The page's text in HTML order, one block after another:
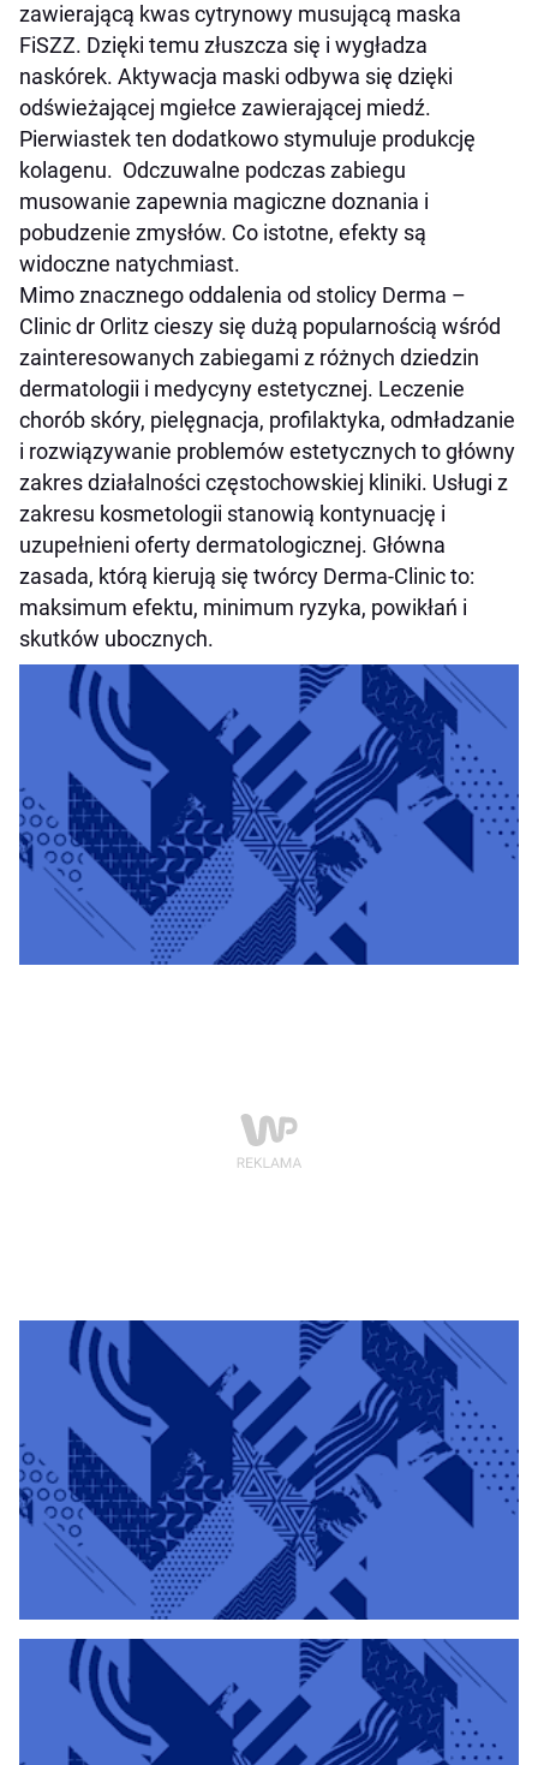
zawierającą kwas cytrynowy musującą maska
FiSZZ. Dzięki temu złuszcza się i wygładza
naskórek. Aktywacja maski odbywa się dzięki
odświeżającej mgiełce zawierającej miedź.
Pierwiastek ten dodatkowo stymuluje produkcję
kolagenu. Odczuwalne podczas zabiegu
musowanie zapewnia magiczne doznania i
pobudzenie zmysłów. Co istotne, efekty są
widoczne natychmiast.
Mimo znacznego oddalenia od stolicy Derma –
Clinic dr Orlitz cieszy się dużą popularnością wśród
zainteresowanych zabiegami z różnych dziedzin
dermatologii i medycyny estetycznej. Leczenie
chorób skóry, pielęgnacja, profilaktyka, odmładzanie
i rozwiązywanie problemów estetycznych to główny
zakres działalności częstochowskiej kliniki. Usługi z
zakresu kosmetologii stanowią kontynuację i
uzupełnieni oferty dermatologicznej. Główna
zasada, którą kierują się twórcy Derma-Clinic to:
maksimum efektu, minimum ryzyka, powikłań i
skutków ubocznych.